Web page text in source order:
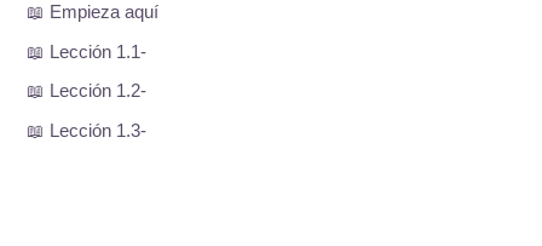
📖 Empieza aquí
📖 Lección 1.1-
📖 Lección 1.2-
📖 Lección 1.3-